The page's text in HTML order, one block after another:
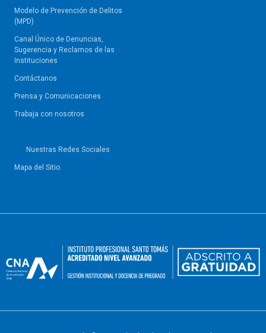
Modelo de Prevención de Delitos
(MPD)
Canal Único de Denuncias,
Sugerencia y Reclamos de las
Instituciones
Contáctanos
Prensa y Comunicaciones
Trabaja con nosotros
Nuestras Redes Sociales
Mapa del Sitio